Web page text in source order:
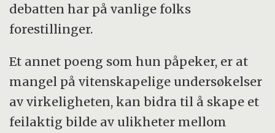
debatten har på vanlige folks
forestillinger.
Et annet poeng som hun påpeker, er at
mangel på vitenskapelige undersøkelser
av virkeligheten, kan bidra til å skape et
feilaktig bilde av ulikheter mellom